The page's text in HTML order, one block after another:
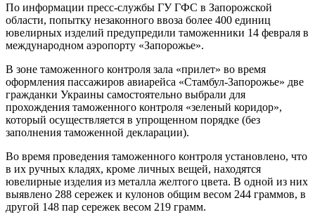
По информации пресс-службы ГУ ГФС в Запорожской
области, попытку незаконного ввоза более 400 единиц
ювелирных изделий предупредили таможенники 14 февраля в
международном аэропорту «Запорожье».
В зоне таможенного контроля зала «прилет» во время
оформления пассажиров авиарейса «Стамбул-Запорожье» две
гражданки Украины самостоятельно выбрали для
прохождения таможенного контроля «зеленый коридор»,
который осуществляется в упрощенном порядке (без
заполнения таможенной декларации).
Во время проведения таможенного контроля установлено, что
в их ручных кладях, кроме личных вещей, находятся
ювелирные изделия из металла желтого цвета. В одной из них
выявлено 288 сережек и кулонов общим весом 244 граммов, в
другой 148 пар сережек весом 219 грамм.